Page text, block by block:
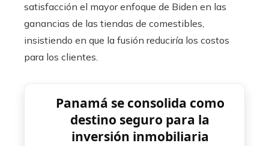
satisfacción el mayor enfoque de Biden en las
ganancias de las tiendas de comestibles,
insistiendo en que la fusión reduciría los costos
para los clientes.
Panamá se consolida como
destino seguro para la
inversión inmobiliaria